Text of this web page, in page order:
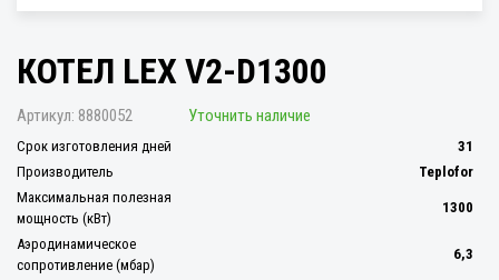
КОТЕЛ LEX V2-D1300
Артикул: 8880052 Уточнить наличие
Срок изготовления дней
31
Производитель
Teplofor
Максимальная полезная
мощность (кВт)
1300
Аэродинамическое
сопротивление (мбар)
6,3